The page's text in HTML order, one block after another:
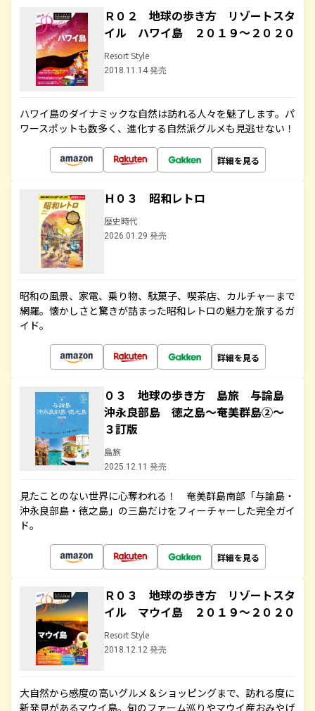
Ｒ０２ 地球の歩き方 リゾートスタ
イル ハワイ島 ２０１９～２０２０
Resort Style
2018.11.14 発売
ハワイ島のダイナミックな自然は訪れる人々を魅了します。パ
ワースポットも数多く、進化する自然派グルメも見逃せない！
詳細を見る
Ｈ０３ 昭和レトロ
歴史時代
2026.01.29 発売
昭和の風景、家電、乗り物、駄菓子、喫茶店、カルチャーまで
網羅。懐かしさと驚きが詰まった昭和レトロの魅力を旅するガ
イド。
詳細を見る
０３ 地球の歩き方 島旅 与論島
沖永良部島 徳之島～奄美群島②～
３訂版
島旅
2025.12.11 発売
見たことのない世界に心奪われる！ 奄美群島南部「与論島・
沖永良部島・徳之島」の三島だけをフィーチャーした完全ガイ
ド。
詳細を見る
Ｒ０３ 地球の歩き方 リゾートスタ
イル マウイ島 ２０１９～２０２０
Resort Style
2018.12.12 発売
大自然から感度の高いグルメ＆ショッピングまで、訪れる度に
新発見があるマウイ島。旬のファーム巡りやマウイ産おみやげ